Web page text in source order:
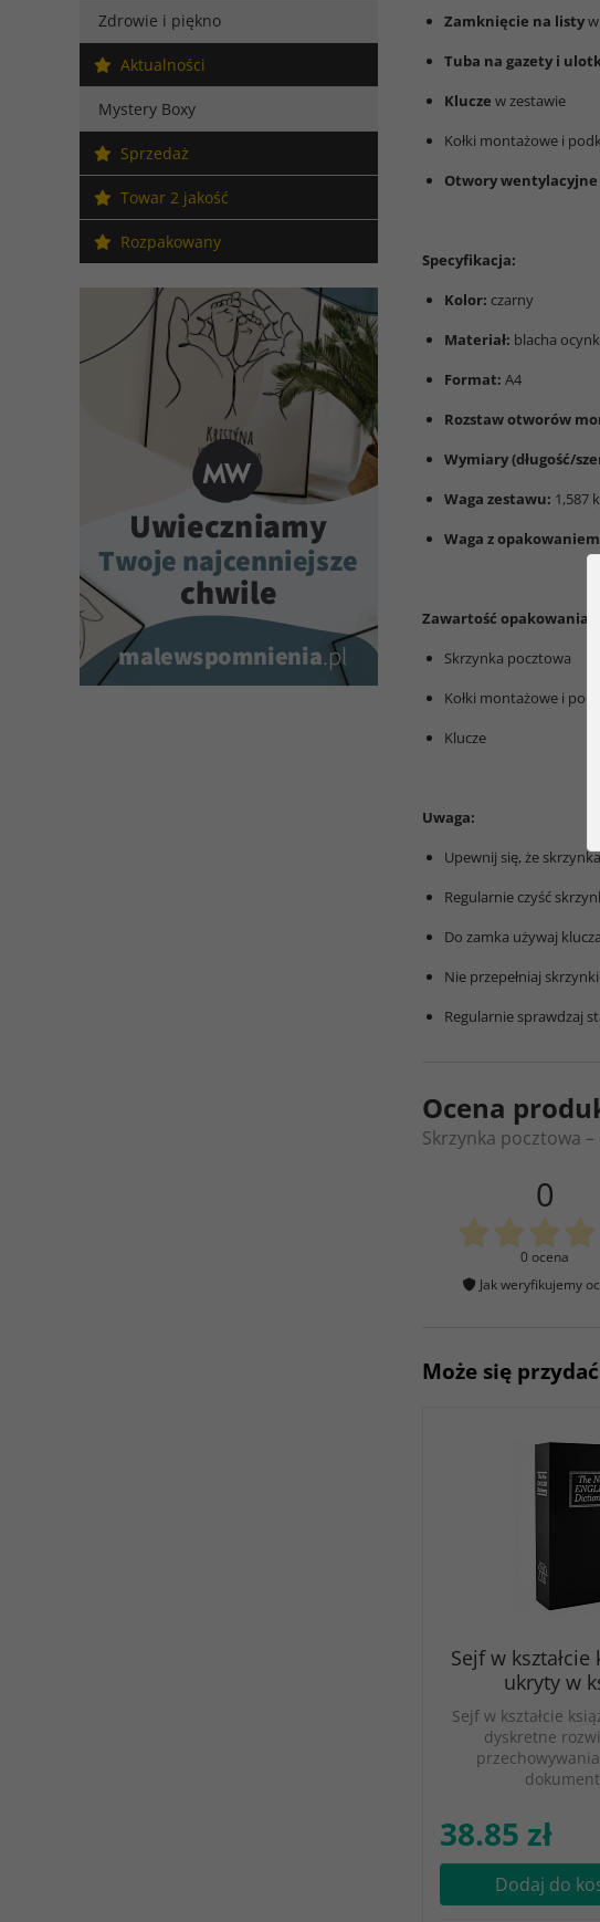
Zdrowie i piękno
Aktualności
Mystery Boxy
Sprzedaż
Towar 2 jakość
Rozpakowany
Zamknięcie na listy
Tuba na gazety i
Klucze w zestawie
Kołki montażowe i
Otwory wentylacyjne
Specyfikacja:
Kolor: czarny
Materiał: blacha
Format: A4
Rozstaw otworów
Wymiary (długość/
Waga zestawu: 1,587
Waga z
Zawartość opakowania:
Skrzynka pocztowa
Kołki montażowe i
Klucze
Uwaga:
Upewnij się, że
Regularnie czyść
Do zamka używaj
Nie przepełniaj
Regularnie sprawdzaj
Ocena
Skrzynka pocztowa –
0
0 ocena
Jak weryfikujemy
Może się przydać
Sejf w
ukryty w
Sejf w kształcie
dyskretne
38.85 zł
Dodaj do